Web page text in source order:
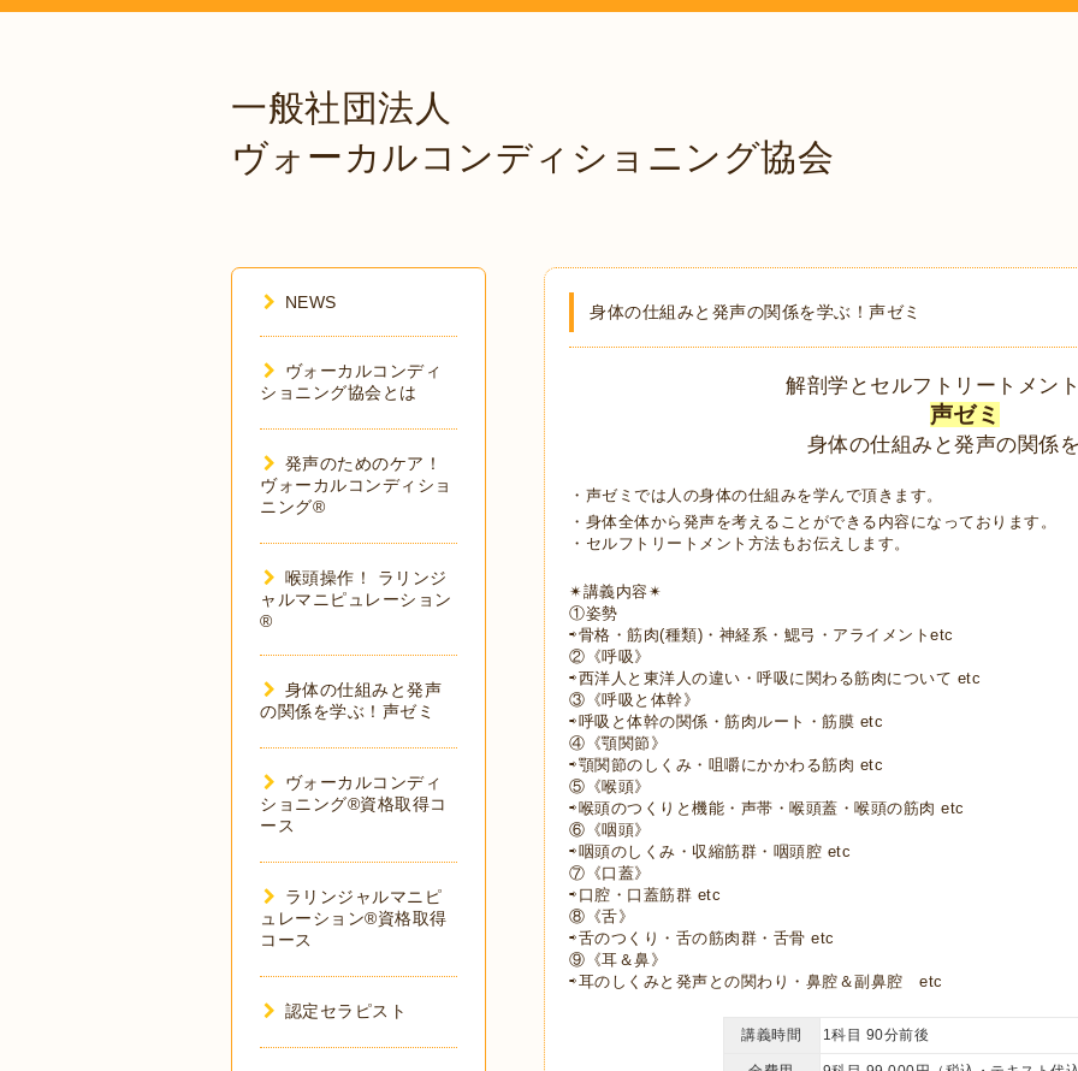
一般社団法人
ヴォーカルコンディショニング協会
身体の仕組みと発声の関係を学ぶ！声ゼミ
解剖学とセルフトリートメン
声ゼミ
身体の仕組みと発声の関係
・声ゼミでは人の身体の仕組みを学んで頂きます。
・身体全体から発声を考えることができる内容になっております。
・セルフトリートメント方法もお伝えします。
✴︎講義内容✴︎
①姿勢
⇨骨格・筋肉(種類) ・神経系・鰓弓・アライメント etc
②《呼吸》
⇨西洋人と東洋人の違い・呼吸に関わる筋肉について etc
③《呼吸と体幹》
⇨呼吸と体幹の関係・筋肉ルート・筋膜 etc
④《顎関節》
⇨顎関節のしくみ・咀嚼にかかわる筋肉 etc
⑤《喉頭》
⇨喉頭のつくりと機能・声帯・喉頭蓋・喉頭の筋肉 etc
⑥《咽頭》
⇨咽頭のしくみ・収縮筋群・咽頭腔 etc
⑦《口蓋》
⇨口腔・口蓋筋群 etc
⑧《舌》
⇨舌のつくり・舌の筋肉群・舌骨 etc
⑨《耳＆鼻》
⇨耳のしくみと発声との関わり・鼻腔＆副鼻腔 etc
講義時間 1科目 90分前後
NEWS
ヴォーカルコンディ
ショニング協会とは
発声のためのケア！
ヴォーカルコンディショ
ニング®︎
喉頭操作！ ラリンジ
ャルマニピュレーション
®
身体の仕組みと発声
の関係を学ぶ！声ゼミ
ヴォーカルコンディ
ショニング®︎資格取得コ
ース
ラリンジャルマニピ
ュレーション®︎資格取得
コース
認定セラピスト